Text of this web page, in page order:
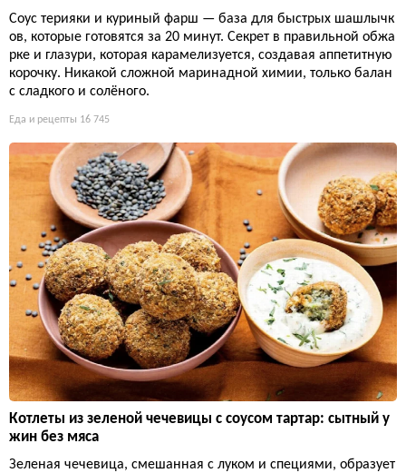
Соус терияки и куриный фарш — база для быстрых шашлычк
ов, которые готовятся за 20 минут. Секрет в правильной обжа
рке и глазури, которая карамелизуется, создавая аппетитную
корочку. Никакой сложной маринадной химии, только балан
с сладкого и солёного.
Еда и рецепты 16 745
Котлеты из зеленой чечевицы с соусом тартар: сытный у
жин без мяса
Зеленая чечевица, смешанная с луком и специями, образует